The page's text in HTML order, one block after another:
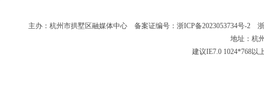
主办：杭州市拱墅区融媒体中心 备案证编号： 浙ICP备2023053734号-2 浙
地址：杭
建议IE7.0 1024*768